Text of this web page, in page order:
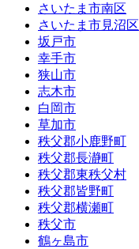
さいたま市南区
さいたま市見沼区
坂戸市
幸手市
狭山市
志木市
白岡市
草加市
秩父郡小鹿野町
秩父郡長瀞町
秩父郡東秩父村
秩父郡皆野町
秩父郡横瀬町
秩父市
鶴ヶ島市